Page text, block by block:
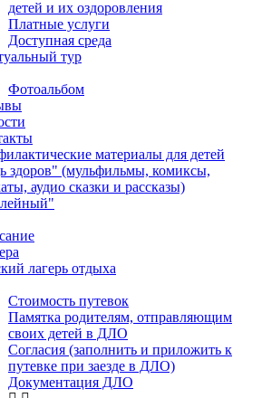
детей и их оздоровления
Платные услуги
Доступная среда
тур
Фотоальбом
материалы для детей
здоров" (мульфильмы, комиксы,
аудио сказки и рассказы)
лагерь отдыха
Стоимость путевок
Памятка родителям, отправляющим
своих детей в ДЛО
Согласия (заполнить и приложить к
путевке при заезде в ДЛО)
Документация ДЛО